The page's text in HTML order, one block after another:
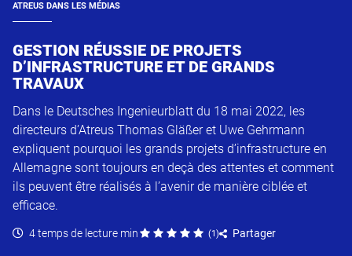
ATREUS DANS LES MÉDIAS
GESTION RÉUSSIE DE PROJETS
D’INFRASTRUCTURE ET DE GRANDS
TRAVAUX
Dans le Deutsches Ingenieurblatt du 18 mai 2022, les
directeurs d’Atreus Thomas Gläßer et Uwe Gehrmann
expliquent pourquoi les grands projets d’infrastructure en
Allemagne sont toujours en deçà des attentes et comment
ils peuvent être réalisés à l’avenir de manière ciblée et
efficace.
4 temps de lecture min (1) Partager